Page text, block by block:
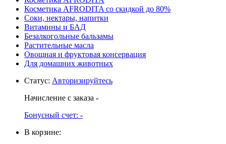
Косметика AFRODITA со скидкой до 80%
Соки, нектары, напитки
Витамины и БАД
Безалкогольные бальзамы
Растительные масла
Овощная и фруктовая консервация
Для домашних животных
Статус: Авторизируйтесь
Начисление с заказа -
Бонусный счет: -
В корзине: